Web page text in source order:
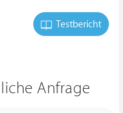
Testbericht
Anfrage